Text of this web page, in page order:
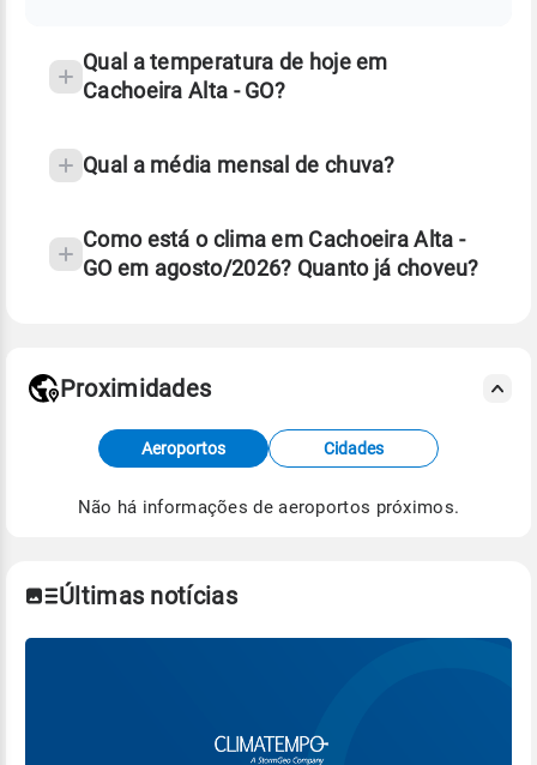
Qual a temperatura de hoje em
Cachoeira Alta - GO?
Qual a média mensal de chuva?
Como está o clima em Cachoeira Alta -
GO em agosto/2026? Quanto já choveu?
Fonte: dados combinados de estações
meteorológicas e satélite do Centro de Previsão
de Tempo e Estudos Climáticos (CPTEC).
Proximidades
Aeroportos Cidades
Não há informações de aeroportos próximos.
Últimas notícias